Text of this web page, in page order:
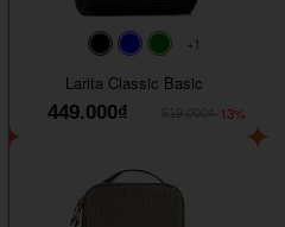
#faf0e6
#000000#0000FF#008000
+1
Larita Classic Basic
449.000₫
-13%